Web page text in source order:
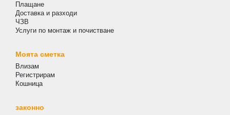
Плащане
Доставка и разходи
ЧЗВ
Услуги по монтаж и почистване
Моята сметка
Влизам
Регистрирам
Кошница
законно